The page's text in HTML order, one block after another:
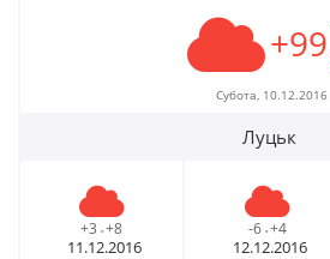
+99
Субота, 10.12.2016
Луцьк
+3 - +8
11.12.2016
-6 - +4
12.12.2016